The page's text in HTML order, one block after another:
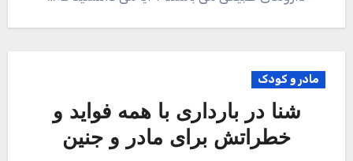
مادر و کودک
شنا در بارداری با همه فواید و
خطراتش برای مادر و جنین